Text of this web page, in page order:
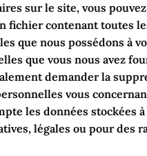
sur le site, vous
fichier contenant toutes
que nous possédons à
que vous nous avez
demander la
vous
les données stockées
légales ou pour des